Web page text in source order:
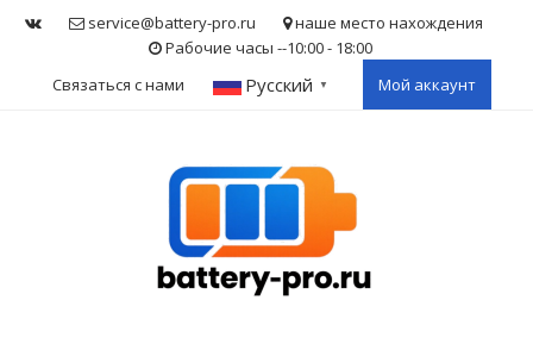
service@battery-pro.ru
наше место нахождения
Рабочие часы --10:00 - 18:00
Связаться с нами
Русский ▼ Мой аккаунт